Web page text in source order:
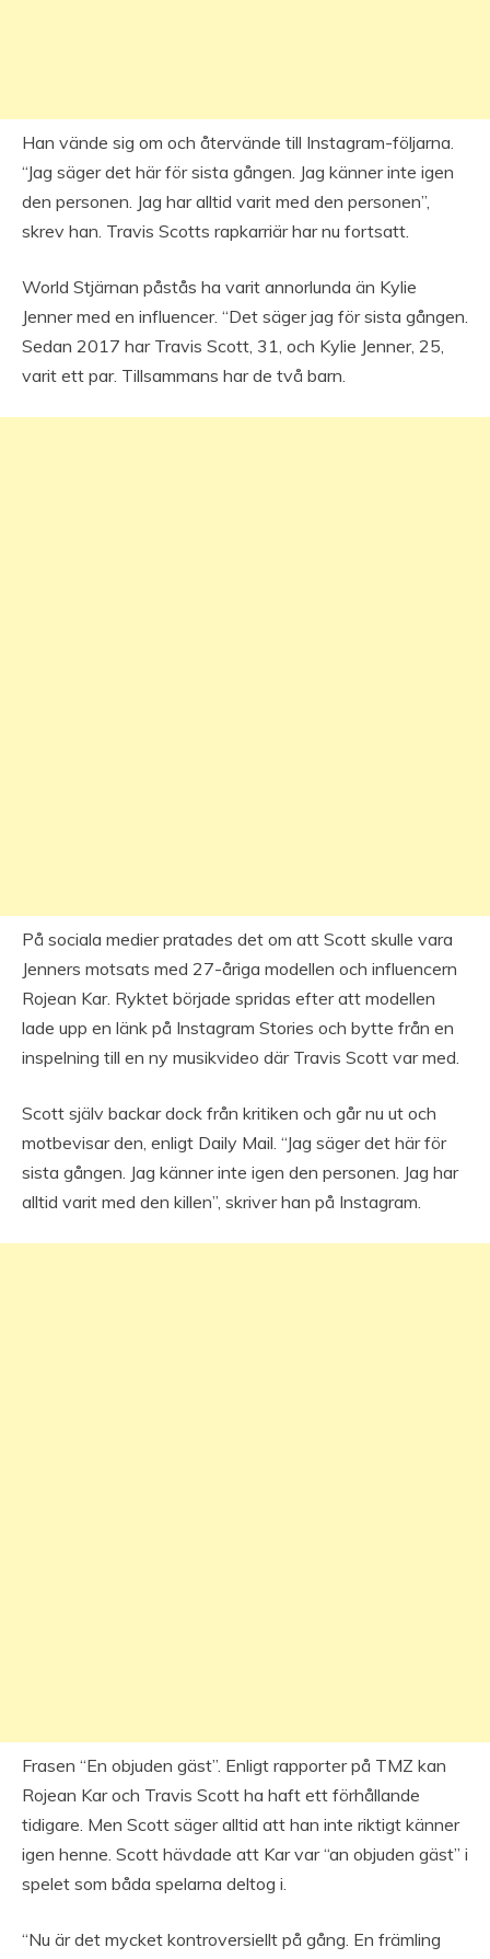
Han vände sig om och återvände till Instagram-följarna.
“Jag säger det här för sista gången. Jag känner inte igen
den personen. Jag har alltid varit med den personen”,
skrev han. Travis Scotts rapkarriär har nu fortsatt.
World Stjärnan påstås ha varit annorlunda än Kylie
Jenner med en influencer. “Det säger jag för sista gången.
Sedan 2017 har Travis Scott, 31, och Kylie Jenner, 25,
varit ett par. Tillsammans har de två barn.
På sociala medier pratades det om att Scott skulle vara
Jenners motsats med 27-åriga modellen och influencern
Rojean Kar. Ryktet började spridas efter att modellen
lade upp en länk på Instagram Stories och bytte från en
inspelning till en ny musikvideo där Travis Scott var med.
Scott själv backar dock från kritiken och går nu ut och
motbevisar den, enligt Daily Mail. “Jag säger det här för
sista gången. Jag känner inte igen den personen. Jag har
alltid varit med den killen”, skriver han på Instagram.
Frasen “En objuden gäst”. Enligt rapporter på TMZ kan
Rojean Kar och Travis Scott ha haft ett förhållande
tidigare. Men Scott säger alltid att han inte riktigt känner
igen henne. Scott hävdade att Kar var “an objuden gäst” i
spelet som båda spelarna deltog i.
“Nu är det mycket kontroversiellt på gång. En främling